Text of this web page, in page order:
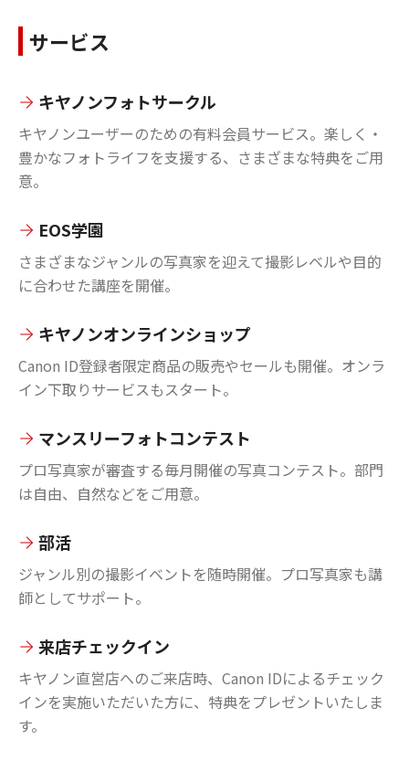
サービス
キヤノンフォトサークル
キヤノンユーザーのための有料会員サービス。楽しく・
豊かなフォトライフを支援する、さまざまな特典をご用
意。
EOS学園
さまざまなジャンルの写真家を迎えて撮影レベルや目的
に合わせた講座を開催。
キヤノンオンラインショップ
Canon ID登録者限定商品の販売やセールも開催。オンラ
イン下取りサービスもスタート。
マンスリーフォトコンテスト
プロ写真家が審査する毎月開催の写真コンテスト。部門
は自由、自然などをご用意。
部活
ジャンル別の撮影イベントを随時開催。プロ写真家も講
師としてサポート。
来店チェックイン
キヤノン直営店へのご来店時、Canon IDによるチェック
インを実施いただいた方に、特典をプレゼントいたしま
す。